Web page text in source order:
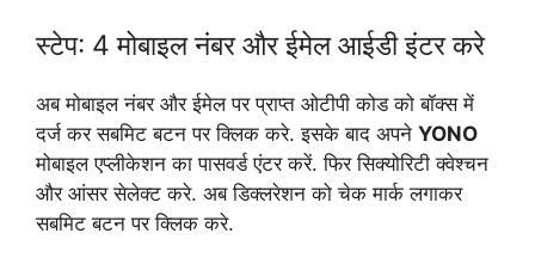
स्टेप: 4 मोबाइल नंबर और ईमेल आईडी इंटर करे
अब मोबाइल नंबर और ईमेल पर प्राप्त ओटीपी कोड को बॉक्स में
दर्ज कर सबमिट बटन पर क्लिक करे. इसके बाद अपने YONO
मोबाइल एप्लीकेशन का पासवर्ड एंटर करें. फिर सिक्योरिटी क्वेश्चन
और आंसर सेलेक्ट करे. अब डिक्लरेशन को चेक मार्क लगाकर
सबमिट बटन पर क्लिक करे.